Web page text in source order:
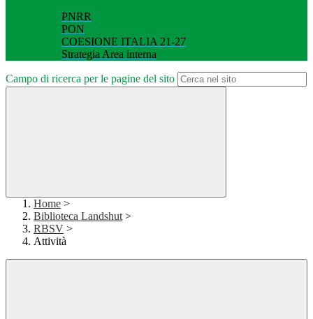
PNRR
PON
COESIONE ITALIA 21-27
Strategia Area interna
Campo di ricerca per le pagine del sito
Home >
Biblioteca Landshut >
RBSV >
Attività